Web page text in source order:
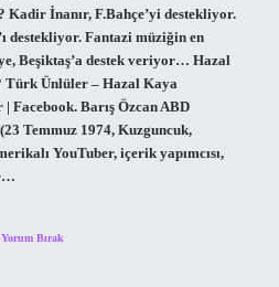
Kadir İnanır, F.Bahçe’yi destekliyor.
destekliyor. Fantazi müziğin en
Beşiktaş’a destek veriyor… Hazal
Türk Ünlüler – Hazal Kaya
| Facebook. Barış Özcan ABD
Temmuz 1974, Kuzguncuk,
YouTuber, içerik yapımcısı,
Yorum Bırak